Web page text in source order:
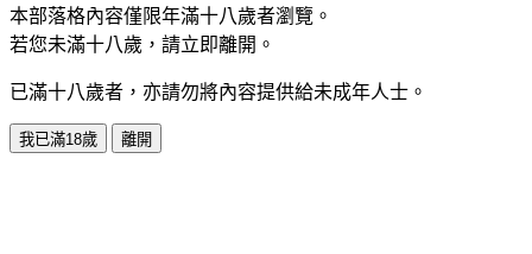
本部落格內容僅限年滿十八歲者瀏覽。
若您未滿十八歲，請立即離開。
已滿十八歲者，亦請勿將內容提供給未成年人士。
我已滿18歲 離開